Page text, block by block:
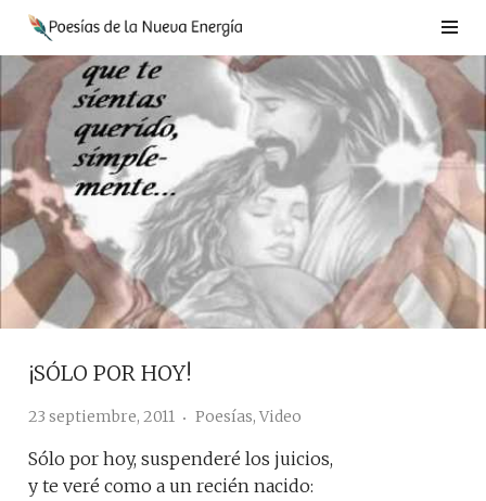
Saltar
contenido
¡SÓLO POR HOY!
23 septiembre, 2011 Poesías, Video
Sólo por hoy, suspenderé los juicios,
y te veré como a un recién nacido: